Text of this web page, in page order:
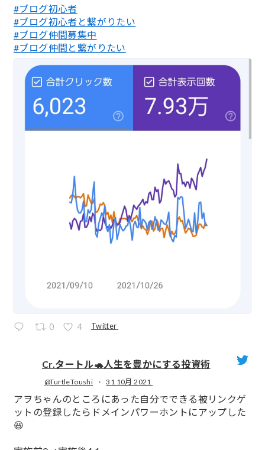
#ブログ初心者
#ブログ初心者と繋がりたい
#ブログ仲間募集中
#ブログ仲間と繋がりたい
0 4 Twitter
Cr.タートル🐢人生を豊かにする投資術
@TurtleToushi · 31 10月 2021
アヲちゃんのところにあった自分でできる被リンクゲ
ットの登録したらドメインパワーホントにアップした
😆